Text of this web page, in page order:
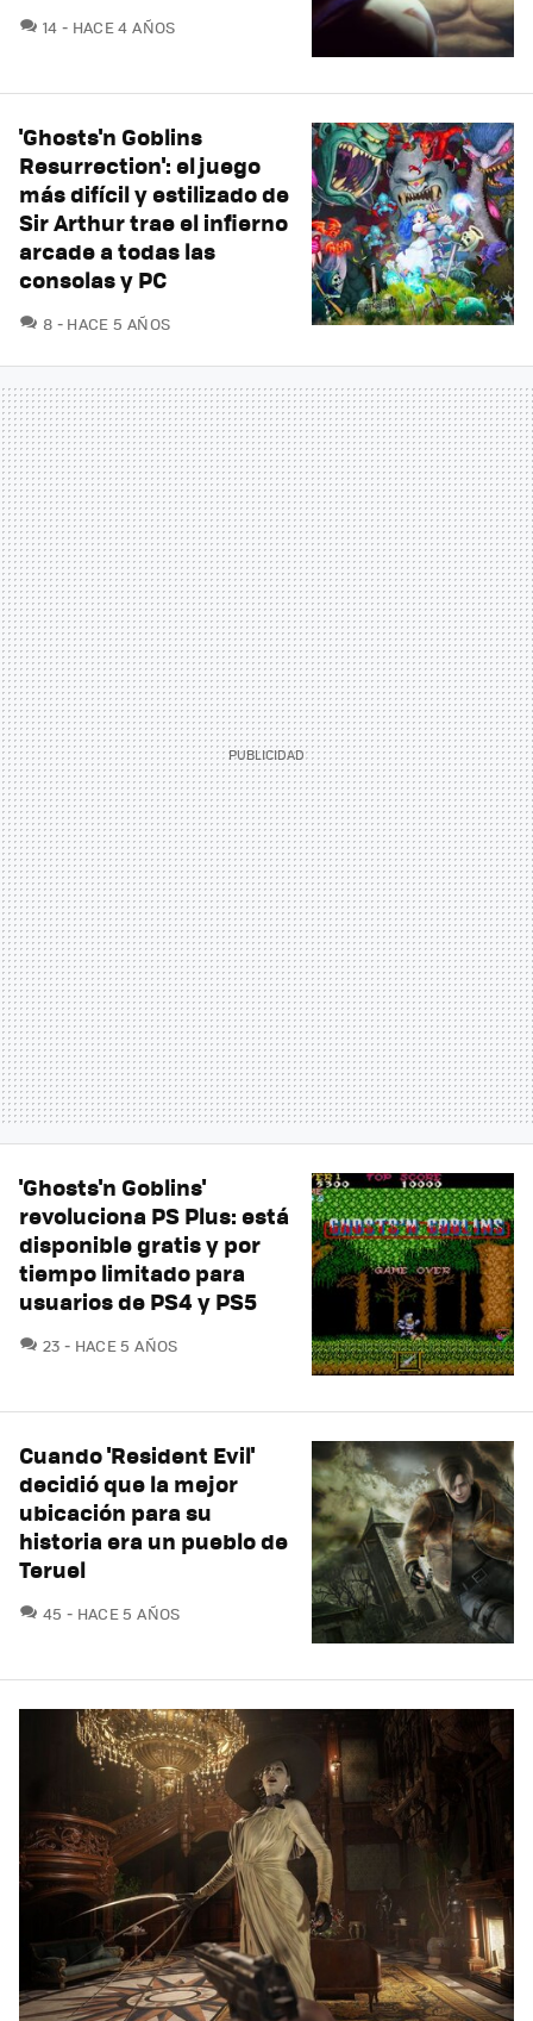
14 COMENTARIOS
HACE 4 AÑOS
'Ghosts'n Goblins
Resurrection': el juego
más difícil y estilizado de
Sir Arthur trae el infierno
arcade a todas las
consolas y PC
8 COMENTARIOS
HACE 5 AÑOS
'Ghosts'n Goblins'
revoluciona PS Plus: está
disponible gratis y por
tiempo limitado para
usuarios de PS4 y PS5
23 COMENTARIOS
HACE 5 AÑOS
Cuando 'Resident Evil'
decidió que la mejor
ubicación para su
historia era un pueblo de
Teruel
45 COMENTARIOS
HACE 5 AÑOS